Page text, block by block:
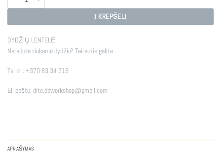
Į KREPŠELĮ
DYDŽIŲ LENTELĖ
Neradote tinkamo dydžio? Teirautis galite -
Tel nr.: +370 83 34 716
El. paštu: dite.ddworkshop@gmail.com
APRAŠYMAS